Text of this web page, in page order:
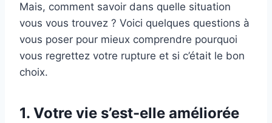
Mais, comment savoir dans quelle situation
vous vous trouvez ? Voici quelques questions à
vous poser pour mieux comprendre pourquoi
vous regrettez votre rupture et si c’était le bon
choix.
1. Votre vie s’est-elle améliorée